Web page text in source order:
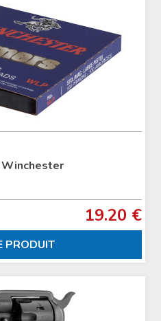
19.20 €
PRODUIT